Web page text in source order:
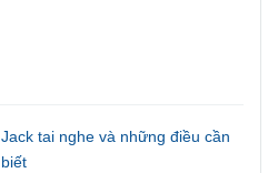
Jack tai nghe và những điều cần
biết